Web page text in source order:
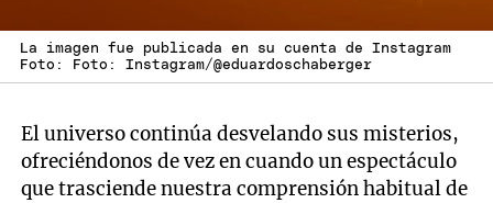
La imagen fue publicada en su cuenta de Instagram
Foto: Foto: Instagram/@eduardoschaberger
El universo continúa desvelando sus misterios,
ofreciéndonos de vez en cuando un espectáculo
que trasciende nuestra comprensión habitual de